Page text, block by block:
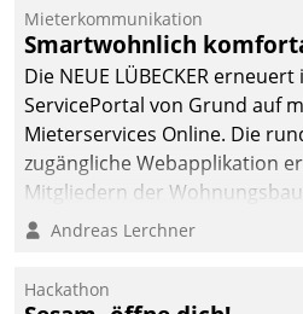
Datatrain ermöglicht
automatisiert ausgelöste,
zielgerichtete
Mieterbefragungen – eine
starke Grundlage für
intelligente,
Entscheidungen.
Mieterkommunikation
Smartwohnlich
Die NEUE LÜBECKER
ServicePortal von Grund auf
Mieterservices Online. Die
zugängliche Webapplikation
Mitgliedern der
Kontaktaufnahme per
Andreas Lerchner
Hackathon